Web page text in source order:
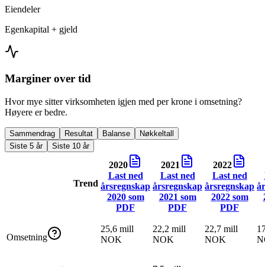
Eiendeler
Egenkapital + gjeld
Marginer over tid
Hvor mye sitter virksomheten igjen med per krone i omsetning?
Høyere er bedre.
Sammendrag Resultat Balanse
Nøkkeltall
Siste 5 år
Siste 10 år
Trend
2020
Last ned
årsregnskap
2020som
PDF
2021
Last ned
årsregnskap
2021 som
PDF
2022
Last ned
årsregnskap
2022som
PDF
Omsetning
25,6 mill
NOK
22,2 mill
NOK
22,7 mill
NOK